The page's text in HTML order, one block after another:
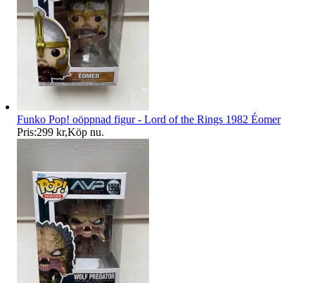
Funko Pop! oöppnad figur - Lord of the Rings 1982 Éomer
Pris:299 kr,Köp nu.